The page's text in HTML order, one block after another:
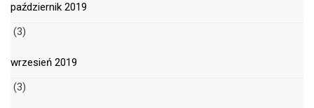
październik 2019
(3)
wrzesień 2019
(3)